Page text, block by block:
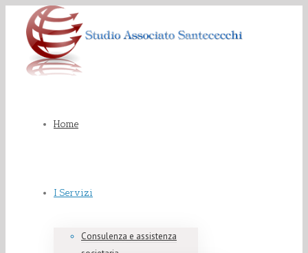
Home
I Servizi
Consulenza e assistenza